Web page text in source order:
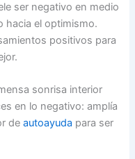
ser negativo en medio
hacia el optimismo.
positivos para
sonrisa interior
en lo negativo: amplía
deautoayuda para ser